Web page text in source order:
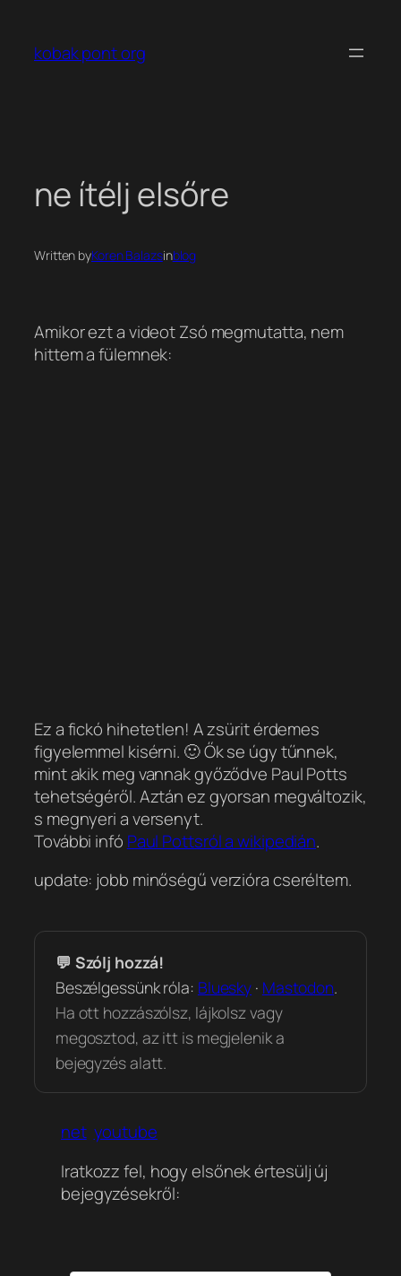
tartalomhoz
kobak pont org
ne ítélj elsőre
Written byKoren Balazsinblog
Amikor ezt a videot Zsó megmutatta, nem
hittem a fülemnek:
Ez a fickó hihetetlen! A zsürit érdemes
figyelemmel kisérni. 🙂 Ők se úgy tűnnek,
mint akik meg vannak győződve Paul Potts
tehetségéről. Aztán ez gyorsan megváltozik,
s megnyeri a versenyt.
További infó Paul Pottsról a wikipedián.
update: jobb minőségű verzióra cseréltem.
💬 Szólj hozzá!
Beszélgessünk róla: Bluesky · Mastodon.
Ha ott hozzászólsz, lájkolsz vagy
megosztod, az itt is megjelenik a
bejegyzés alatt.
net youtube
Iratkozz fel, hogy elsőnek értesülj új
bejegyzésekről: